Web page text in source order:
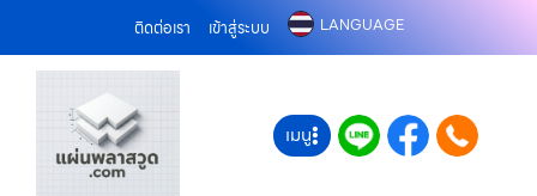
ติดต่อเรา เข้าสู่ระบบ LANGUAGE
เมนู